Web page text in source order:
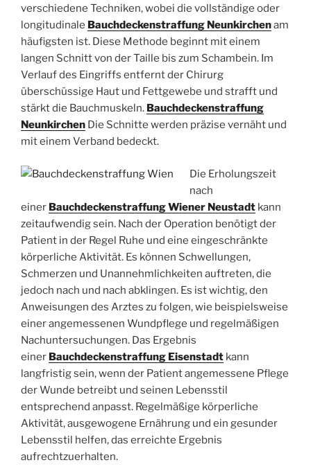
verschiedene Techniken, wobei die vollständige oder
longitudinale Bauchdeckenstraffung Neunkirchenam
häufigsten ist. Diese Methode beginnt mit einem
langen Schnitt von der Taille bis zum Schambein. Im
Verlauf des Eingriffs entfernt der Chirurg
überschüssige Haut und Fettgewebe und strafft und
stärkt die Bauchmuskeln. Bauchdeckenstraffung
Neunkirchen Die Schnitte werden präzise vernäht und
mit einem Verband bedeckt.
Die Erholungszeit
nach
einer Bauchdeckenstraffung Wiener Neustadt kann
zeitaufwendig sein. Nach der Operation benötigt der
Patient in der Regel Ruhe und eine eingeschränkte
körperliche Aktivität. Es können Schwellungen,
Schmerzen und Unannehmlichkeiten auftreten, die
jedoch nach und nach abklingen. Es ist wichtig, den
Anweisungen des Arztes zu folgen, wie beispielsweise
einer angemessenen Wundpflege und regelmäßigen
Nachuntersuchungen. Das Ergebnis
einer Bauchdeckenstraffung Eisenstadt kann
langfristig sein, wenn der Patient angemessene Pflege
der Wunde betreibt und seinen Lebensstil
entsprechend anpasst. Regelmäßige körperliche
Aktivität, ausgewogene Ernährung und ein gesunder
Lebensstil helfen, das erreichte Ergebnis
aufrechtzuerhalten.